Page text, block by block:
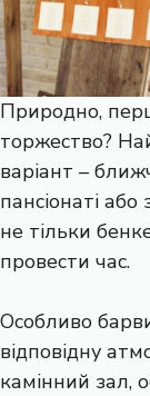
Природно,
торжество?
варіант –
пансіонаті
не тільки
провести час.
Особливо
відповідну
камінний зал,